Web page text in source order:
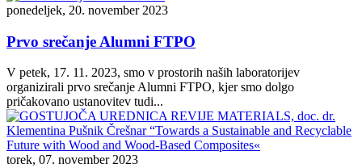
ponedeljek, 20. november 2023
Prvo srečanje Alumni FTPO
V petek, 17. 11. 2023, smo v prostorih naših laboratorijev
organizirali prvo srečanje Alumni FTPO, kjer smo dolgo
pričakovano ustanovitev tudi...
torek, 07. november 2023